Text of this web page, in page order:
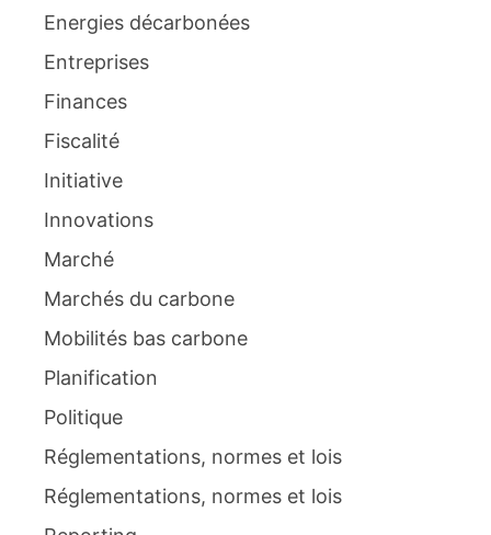
Energies décarbonées
Entreprises
Finances
Fiscalité
Initiative
Innovations
Marché
Marchés du carbone
Mobilités bas carbone
Planification
Politique
Réglementations, normes et lois
Réglementations, normes et lois